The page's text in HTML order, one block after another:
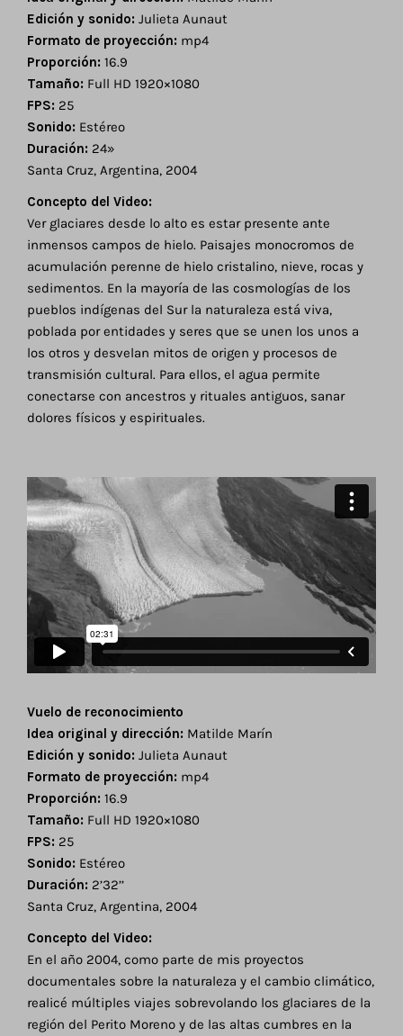
Edición y sonido: Julieta Aunaut
Formato de proyección: mp4
Proporción: 16.9
Tamaño: Full HD 1920×1080
FPS: 25
Sonido: Estéreo
Duración: 24»
Santa Cruz, Argentina, 2004
Concepto del Video:
Ver glaciares desde lo alto es estar presente ante
inmensos campos de hielo. Paisajes monocromos de
acumulación perenne de hielo cristalino, nieve, rocas y
sedimentos. En la mayoría de las cosmologías de los
pueblos indígenas del Sur la naturaleza está viva,
poblada por entidades y seres que se unen los unos a
los otros y desvelan mitos de origen y procesos de
transmisión cultural. Para ellos, el agua permite
conectarse con ancestros y rituales antiguos, sanar
dolores físicos y espirituales.
Vuelo de reconocimiento
Idea original y dirección: Matilde Marín
Edición y sonido: Julieta Aunaut
Formato de proyección: mp4
Proporción: 16.9
Tamaño: Full HD 1920×1080
FPS: 25
Sonido: Estéreo
Duración: 2’32’’
Santa Cruz, Argentina, 2004
Concepto del Video:
En el año 2004, como parte de mis proyectos
documentales sobre la naturaleza y el cambio climático,
realicé múltiples viajes sobrevolando los glaciares de la
región del Perito Moreno y de las altas cumbres en la